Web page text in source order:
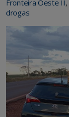
Fronteira Oeste II,
drogas